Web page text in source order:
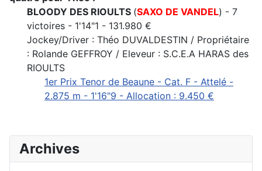
BLOODY DES RIOULTS (SAXO DE VANDEL) - 7
victoires - 1'14"1 - 131.980 €
Jockey/Driver : Théo DUVALDESTIN / Propriétaire
: Rolande GEFFROY / Eleveur : S.C.E.A HARAS des
RIOULTS
1er Prix Tenor de Beaune - Cat. F - Attelé -
2.875 m - 1'16"9 - Allocation : 9.450 €
Archives